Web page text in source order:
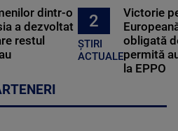
dintr-o
a dezvoltat
restul
2
ȘTIRI
ACTUALE
Victorie
obligată
permită
la EPPO